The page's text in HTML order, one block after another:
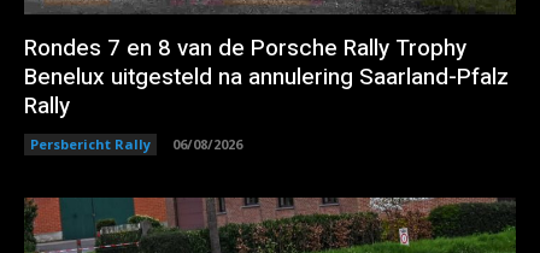
Rondes 7 en 8 van de Porsche Rally Trophy
Benelux uitgesteld na annulering Saarland-Pfalz
Rally
Persbericht Rally 06/08/2026